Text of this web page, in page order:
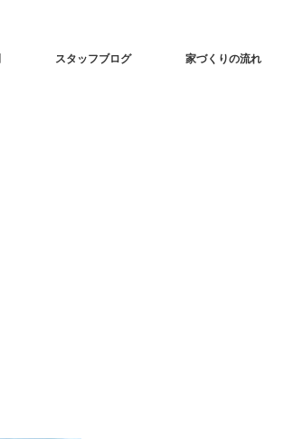
スタッフブログ 家づくりの流れ